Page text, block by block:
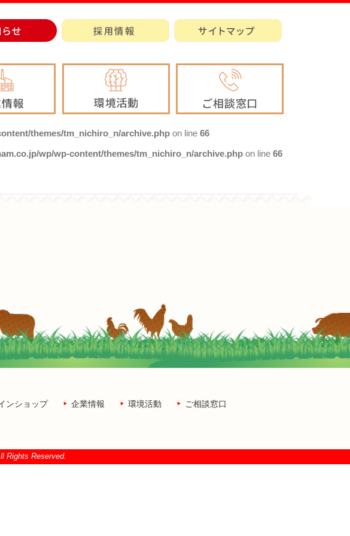
themes/tm_nichiro_n/archive.phpon line 66
wp/wp-content/themes/tm_nichiro_n/archive.phpon line 66
ンショップ 企業情報 環境活動 ご相談窓口
Rights Reserved.